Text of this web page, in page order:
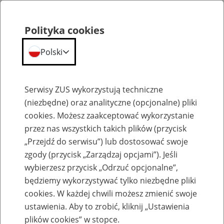
Emerytury
Baza zlikwidowanych lub
przekształconych zakładów pracy
Polityka cookies
Polski
Serwisy ZUS wykorzystują techniczne
(niezbędne) oraz analityczne (opcjonalne) pliki
cookies. Możesz zaakceptować wykorzystanie
przez nas wszystkich takich plików (przycisk
„Przejdź do serwisu”) lub dostosować swoje
zgody (przycisk „Zarządzaj opcjami”). Jeśli
wybierzesz przycisk „Odrzuć opcjonalne”,
będziemy wykorzystywać tylko niezbędne pliki
cookies. W każdej chwili możesz zmienić swoje
ustawienia. Aby to zrobić, kliknij „Ustawienia
plików cookies” w stopce.